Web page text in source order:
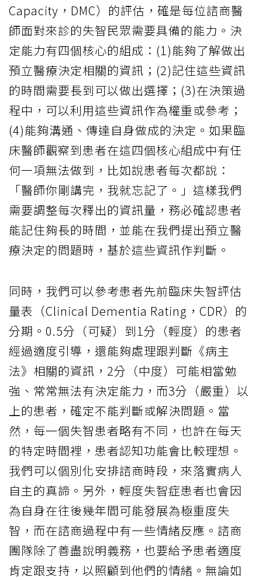
Capacity，DMC）的評估，確是每位諮商醫
師面對來診的失智民眾需要具備的能力。決
定能力有四個核心的組成：(1)能夠了解做出
預立醫療決定相關的資訊；(2)記住這些資訊
的時間需要長到可以做出選擇；(3)在決策過
程中，可以利用這些資訊作為權重或參考；
(4)能夠溝通、傳達自身做成的決定。如果臨
床醫師觀察到患者在這四個核心組成中有任
何一項無法做到，比如說患者每次都說：
「醫師你剛講完，我就忘記了。」這樣我們
需要調整每次釋出的資訊量，務必確認患者
能記住夠長的時間，並能在我們提出預立醫
療決定的問題時，基於這些資訊作判斷。
同時，我們可以參考患者先前臨床失智評估
量表（Clinical Dementia Rating，CDR）的
分期。0.5分（可疑）到1分（輕度）的患者
經過適度引導，還能夠處理跟判斷《病主
法》相關的資訊，2分（中度）可能相當勉
強、常常無法有決定能力，而3分（嚴重）以
上的患者，確定不能判斷或解決問題。當
然，每一個失智患者略有不同，也許在每天
的特定時間裡，患者認知功能會比較理想。
我們可以個別化安排諮商時段，來落實病人
自主的真諦。另外，輕度失智症患者也會因
為自身在往後幾年間可能發展為極重度失
智，而在諮商過程中有一些情緒反應。諮商
團隊除了善盡說明義務，也要給予患者適度
肯定跟支持，以照顧到他們的情緒。無論如